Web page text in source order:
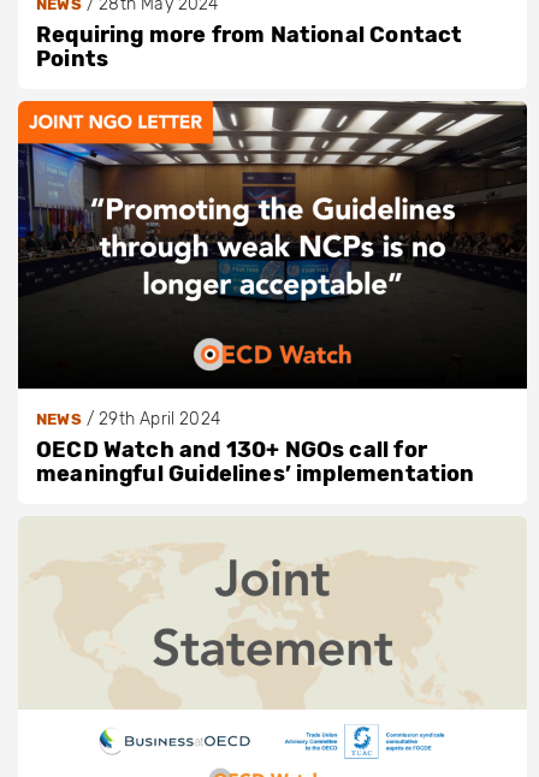
NEWS/28th May 2024
Requiring more from National Contact
Points
NEWS/29th April 2024
OECD Watch and 130+ NGOs call for
meaningful Guidelines’ implementation